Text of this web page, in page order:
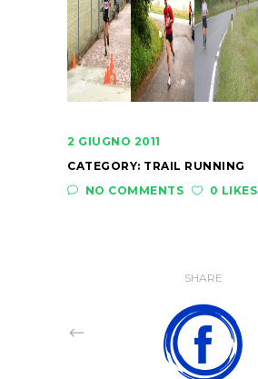
2 GIUGNO 2011
CATEGORY: TRAIL RUNNING
NO COMMENTS
0 LIKES
SHARE